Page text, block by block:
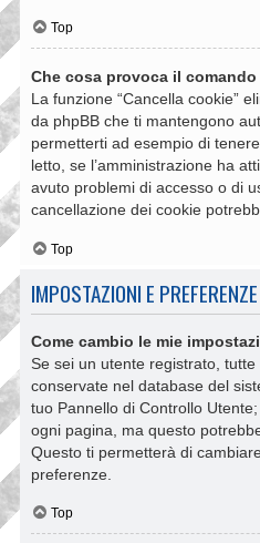
Top
Che cosa provoca il comando
La funzione “Cancella cookie”
da phpBB che ti mantengono
permetterti ad esempio di
letto, se l’amministrazione ha
avuto problemi di accesso o di
cancellazione dei cookie
Top
IMPOSTAZIONI E
Come cambio le mie
Se sei un utente registrato,
conservate nel database del
tuo Pannello di Controllo
ogni pagina, ma questo
Questo ti permetterà di
preferenze.
Top